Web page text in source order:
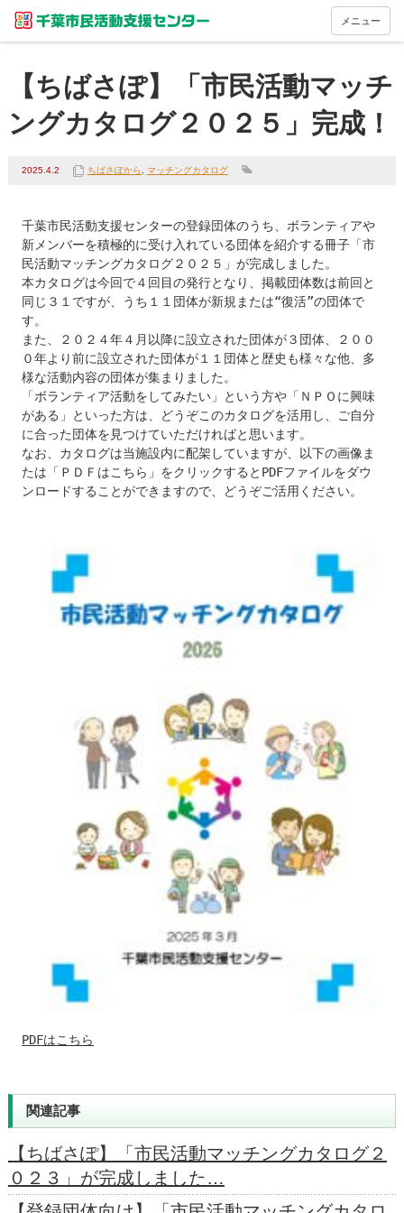
メニュー
【ちばさぽ】「市民活動マッチ
ングカタログ２０２５」完成！
2025.4.2 ちばさぽから マッチングカタログ
千葉市民活動支援センターの登録団体のうち、ボランティアや
新メンバーを積極的に受け入れている団体を紹介する冊子「市
民活動マッチングカタログ２０２５」が完成しました。
本カタログは今回で４回目の発行となり、掲載団体数は前回と
同じ３１ですが、うち１１団体が新規または“復活”の団体で
す。
また、２０２４年４月以降に設立された団体が３団体、２００
０年より前に設立された団体が１１団体と歴史も様々な他、多
様な活動内容の団体が集まりました。
「ボランティア活動をしてみたい」という方や「ＮＰＯに興味
がある」といった方は、どうぞこのカタログを活用し、ご自分
に合った団体を見つけていただければと思います。
なお、カタログは当施設内に配架していますが、以下の画像ま
たは「ＰＤＦはこちら」をクリックするとPDFファイルをダウ
ンロードすることができますので、どうぞご活用ください。
PDFはこちら
関連記事
【ちばさぽ】「市民活動マッチングカタログ２
０２３」が完成しました…